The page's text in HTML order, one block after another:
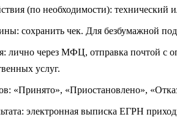
(по необходимости): технический
сохранить чек. Для безбумажной
лично через МФЦ, отправка почтой с
услуг.
«Принято», «Приостановлено»,
электронная выписка ЕГРН